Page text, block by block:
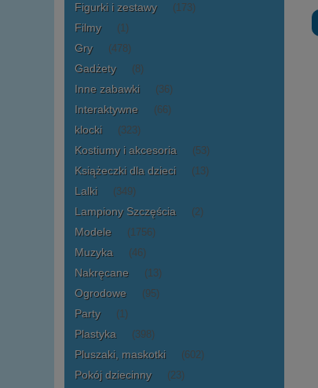
Figurki i zestawy (173)
Filmy (1)
Gry (478)
Gadżety (8)
Inne zabawki (36)
Interaktywne (66)
klocki (323)
Kostiumy i akcesoria (53)
Książeczki dla dzieci (13)
Lalki (349)
Lampiony Szczęścia (2)
Modele (1756)
Muzyka (46)
Nakręcane (13)
Ogrodowe (95)
Party (1)
Plastyka (398)
Pluszaki, maskotki (602)
Pokój dziecinny (23)